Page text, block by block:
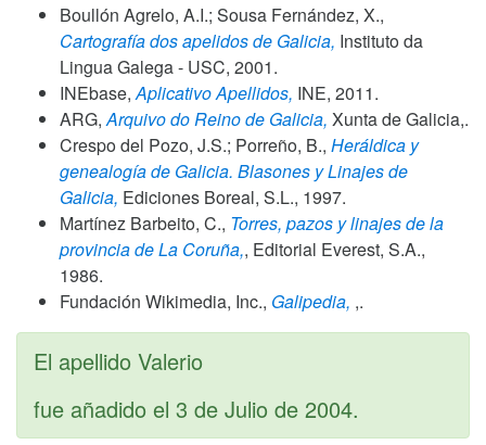
Boullón Agrelo, A.I.; Sousa Fernández, X.,
Cartografía dos apelidos de Galicia, Instituto da
Lingua Galega - USC, 2001.
INEbase, Aplicativo Apellidos, INE, 2011.
ARG, Arquivo do Reino de Galicia, Xunta de Galicia,.
Crespo del Pozo, J.S.; Porreño, B., Heráldica y
genealogía de Galicia. Blasones y Linajes de
Galicia, Ediciones Boreal, S.L., 1997.
Martínez Barbeito, C., Torres, pazos y linajes de la
provincia de La Coruña,, Editorial Everest, S.A.,
1986.
Fundación Wikimedia, Inc., Galipedia, ,.
El apellido Valerio
fue añadido el 3 de Julio de 2004.